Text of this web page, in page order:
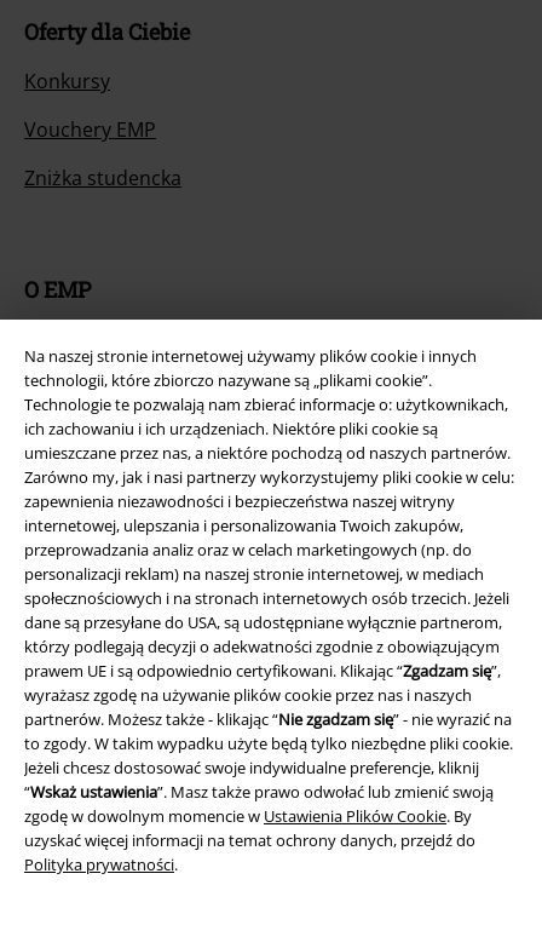
Na naszej stronie internetowej używamy plików cookie i innych
technologii, które zbiorczo nazywane są „plikami cookie”.
Technologie te pozwalają nam zbierać informacje o: użytkownikach,
ich zachowaniu i ich urządzeniach. Niektóre pliki cookie są
umieszczane przez nas, a niektóre pochodzą od naszych partnerów.
Zarówno my, jak i nasi partnerzy wykorzystujemy pliki cookie w celu:
zapewnienia niezawodności i bezpieczeństwa naszej witryny
internetowej, ulepszania i personalizowania Twoich zakupów,
przeprowadzania analiz oraz w celach marketingowych (np. do
personalizacji reklam) na naszej stronie internetowej, w mediach
społecznościowych i na stronach internetowych osób trzecich. Jeżeli
dane są przesyłane do USA, są udostępniane wyłącznie partnerom,
którzy podlegają decyzji o adekwatności zgodnie z obowiązującym
prawem UE i są odpowiednio certyfikowani. Klikając “Zgadzam się”,
wyrażasz zgodę na używanie plików cookie przez nas i naszych
partnerów. Możesz także - klikając “Nie zgadzam się” - nie wyrazić na
to zgody. W takim wypadku użyte będą tylko niezbędne pliki cookie.
Jeżeli chcesz dostosować swoje indywidualne preferencje, kliknij
“Wskaż ustawienia”. Masz także prawo odwołać lub zmienić swoją
zgodę w dowolnym momencie w Ustawienia Plików Cookie. By
uzyskać więcej informacji na temat ochrony danych, przejdź do
Polityka prywatności.
Oferty dla Ciebie
Konkursy
Vouchery EMP
Zniżka studencka
O EMP
Zrównoważony rózwój
Społeczność